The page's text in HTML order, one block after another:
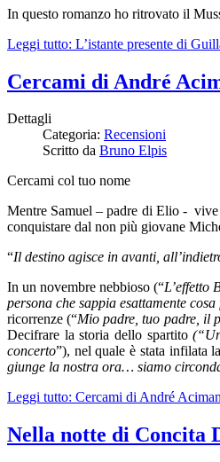
In questo romanzo ho ritrovato il
Leggi tutto: L’istante presente di
Cercami di André
Dettagli
Categoria: Recensioni
Scritto da Bruno Elpis
Cercami col tuo nome
Mentre Samuel – padre di Elio - vive
conquistare dal non più giovane
“Il destino agisce in avanti,
In un novembre nebbioso (“L’effetto
persona che sappia esattamente cosa
ricorrenze (“Mio padre, tuo padre, il
Decifrare la storia dello spartito
concerto”), nel quale è stata infilata
giunge la nostra ora… siamo
Leggi tutto: Cercami di André
Nella notte di Concita